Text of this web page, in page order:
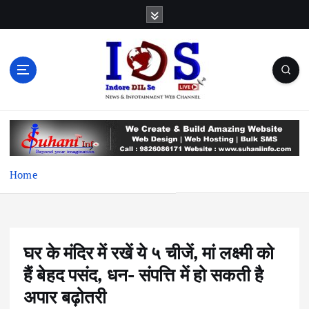
t
Home
घर के मंदिर में रखें ये ५ चीजें, मां लक्ष्मी को
हैं बेहद पसंद, धन- संपत्ति में हो सकती है
अपार बढ़ोतरी